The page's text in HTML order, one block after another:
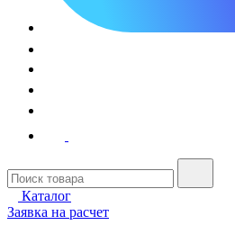
Каталог
Заявка на расчет